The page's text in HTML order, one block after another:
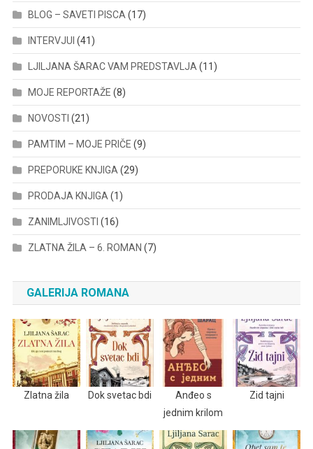
BLOG – SAVETI PISCA (17)
INTERVJUI (41)
LJILJANA ŠARAC VAM PREDSTAVLJA (11)
MOJE REPORTAŽE (8)
NOVOSTI (21)
PAMTIM – MOJE PRIČE (9)
PREPORUKE KNJIGA (29)
PRODAJA KNJIGA (1)
ZANIMLJIVOSTI (16)
ZLATNA ŽILA – 6. ROMAN (7)
GALERIJA ROMANA
Zlatna žila Dok svetac bdi
Anđeo s
jednim krilom
Zid tajni